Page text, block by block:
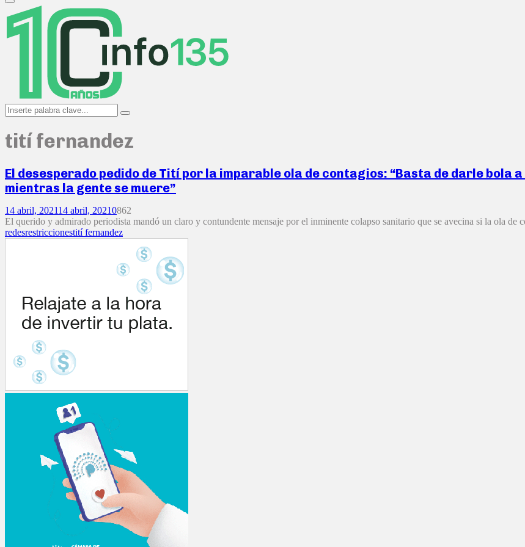
Primary
Menu
Search
for:
Search
tití fernandez
El desesperado pedido de Tití por la imparable ola de contagios: “Basta de darle bola
mientras la gente se muere”
14 abril, 202114 abril, 20210862
El querido y admirado periodista mandó un claro y contundente mensaje por el inminente colapso sanitario que se avecina si la ola de
redesrestriccionestití fernandez